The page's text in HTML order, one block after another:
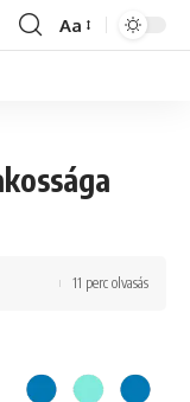
Font
Aa
11 perc olvasás